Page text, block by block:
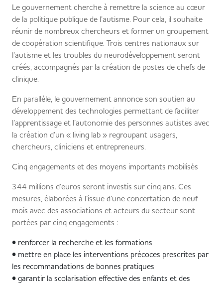
Le gouvernement cherche à remettre la science au cœur
de la politique publique de l’autisme. Pour cela, il souhaite
réunir de nombreux chercheurs et former un groupement
de coopération scientifique. Trois centres nationaux sur
l’autisme et les troubles du neurodéveloppement seront
créés, accompagnés par la création de postes de chefs de
clinique.
En parallèle, le gouvernement annonce son soutien au
développement des technologies permettant de faciliter
l’apprentissage et l’autonomie des personnes autistes avec
la création d’un « living lab » regroupant usagers,
chercheurs, cliniciens et entrepreneurs.
Cinq engagements et des moyens importants mobilisés
344 millions d’euros seront investis sur cinq ans. Ces
mesures, élaborées à l’issue d’une concertation de neuf
mois avec des associations et acteurs du secteur sont
portées par cinq engagements :
• renforcer la recherche et les formations
• mettre en place les interventions précoces prescrites par
les recommandations de bonnes pratiques
• garantir la scolarisation effective des enfants et des